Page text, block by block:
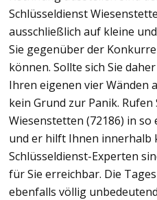
Schlüsseldienst
ausschließlich auf kleine
Sie gegenüber der
können. Sollte sich Sie
Ihren eigenen vier Wänden
kein Grund zur Panik. Rufen
Wiesenstetten (72186) in so
und er hilft Ihnen innerhalb
Schlüsseldienst-Experten
für Sie erreichbar. Die
ebenfalls völlig